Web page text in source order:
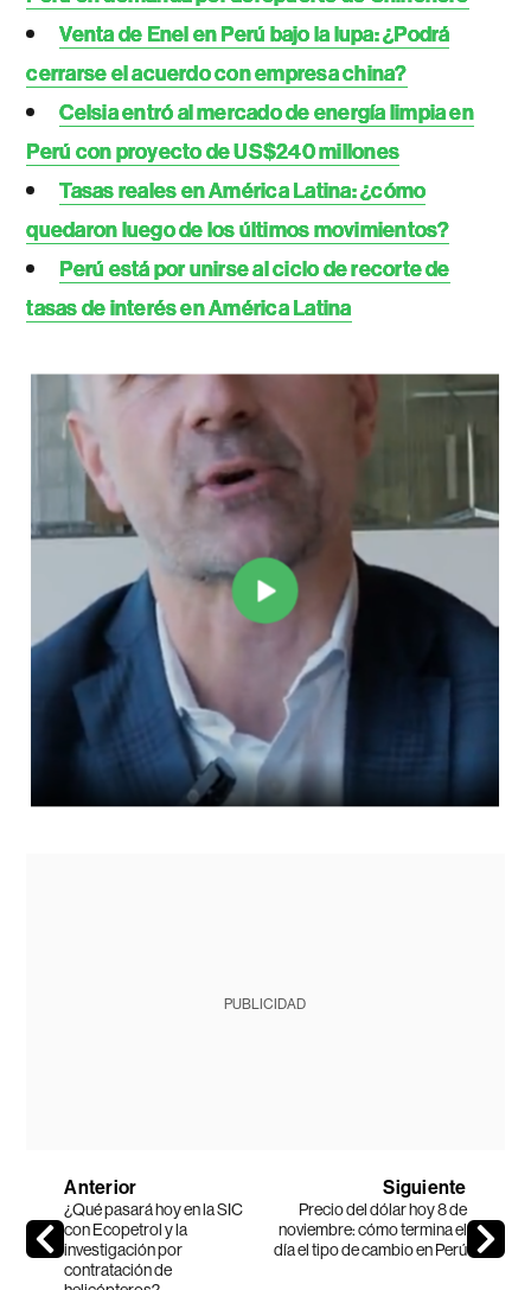
Venta de Enel en Perú bajo la lupa: ¿Podrá
cerrarse el acuerdo con empresa china?
Celsia entró al mercado de energía limpia en
Perú con proyecto de US$240 millones
Tasas reales en América Latina: ¿cómo
quedaron luego de los últimos movimientos?
Perú está por unirse al ciclo de recorte de
tasas de interés en América Latina
PUBLICIDAD
Anterior
¿Qué pasará hoy en la SIC
con Ecopetrol y la
investigación por
contratación de
Siguiente
Precio del dólar hoy 8 de
noviembre: cómo termina el
día el tipo de cambio en Perú